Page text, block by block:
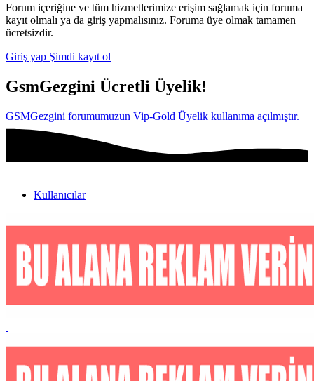
Forum içeriğine ve tüm hizmetlerimize erişim sağlamak için foruma
kayıt olmalı ya da giriş yapmalısınız. Foruma üye olmak tamamen
ücretsizdir.
Giriş yap Şimdi kayıt ol
GsmGezgini Ücretli Üyelik!
GSMGezgini forumumuzun Vip-Gold Üyelik kullanıma açılmıştır.
Kullanıcılar